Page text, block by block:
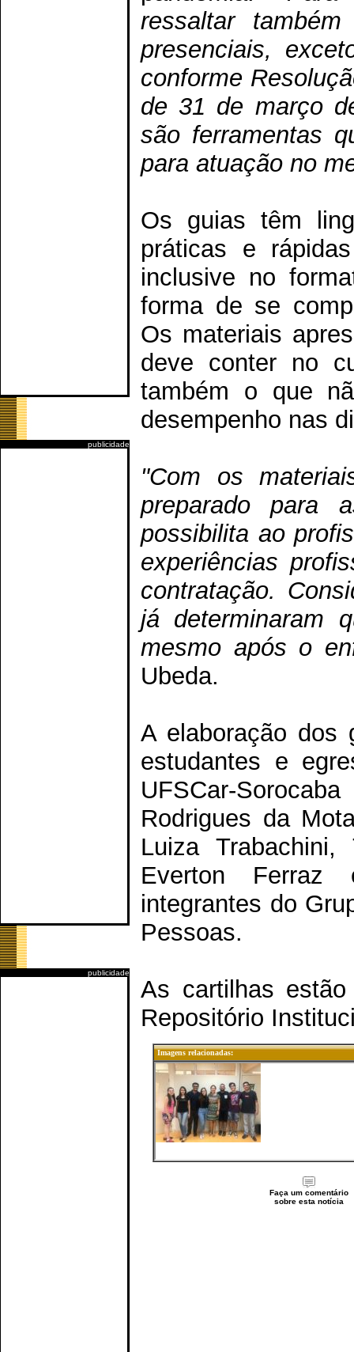
publicidade
publicidade
ressaltar
presenciais,
conforme
de 31 de março
são ferramentas
para atuação no
Os guias têm
práticas e
inclusive no
forma de se
Os materiais
deve conter no
também o que
desempenho nas
"Com os
preparado para
possibilita ao
experiências
contratação.
já determinaram
mesmo após o
Ubeda.
A elaboração dos
estudantes e
UFSCar-
Rodrigues da
Luiza
Everton Ferraz
integrantes do
Pessoas.
As cartilhas
Repositório
Imagens relacionadas:
Faça um comentário
sobre esta notícia